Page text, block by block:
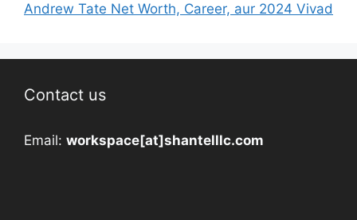
Andrew Tate Net Worth, Career, aur 2024 Vivad
Contact us
Email: workspace[at]shantelllc.com